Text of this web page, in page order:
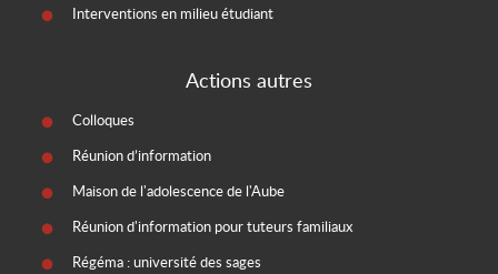
Interventions en milieu étudiant
Actions autres
Colloques
Réunion d’information
Maison de l'adolescence de l'Aube
Réunion d'information pour tuteurs familiaux
Régéma : université des sages